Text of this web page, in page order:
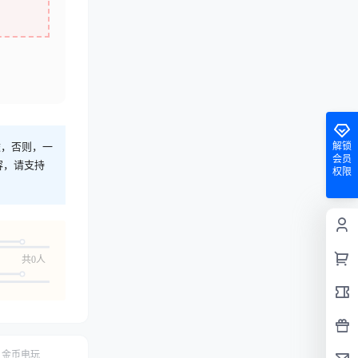
否则，一
，请支持
共0人
金币电玩
解锁
会员
权限